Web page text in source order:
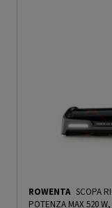
ROWENTA SCOPA
POTENZA MAX 520